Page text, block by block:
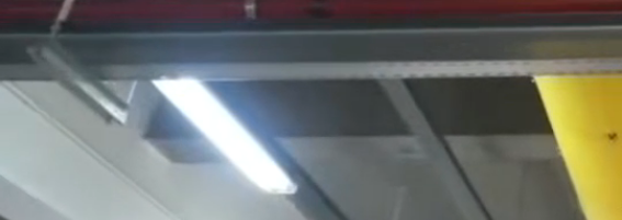
组织架构
合作伙伴
山东制冷暖通T系列布风管
山东不燃F系列布风管
山东暖通H系列布风管
山东复合保温IN型布风管